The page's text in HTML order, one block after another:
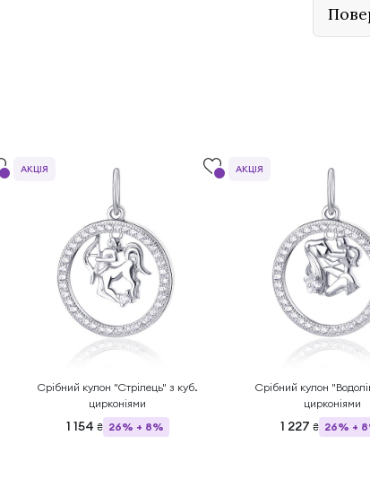
Срібний кулон "Стрілець" з куб.
цирконіями
1 154 ₴ 26% + 8%
АКЦІЯ
Срібний кулон
цирконіями
1 227 ₴ 26% +
АКЦІЯ